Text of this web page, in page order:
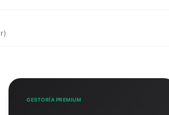
GESTORÍA PREMIUM